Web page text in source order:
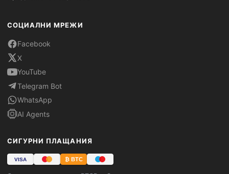
СОЦИАЛНИ МРЕЖИ
Facebook
X
YouTube
Telegram Bot
WhatsApp
AI Agents
СИГУРНИ ПЛАЩАНИЯ
VISA ₿ BTC